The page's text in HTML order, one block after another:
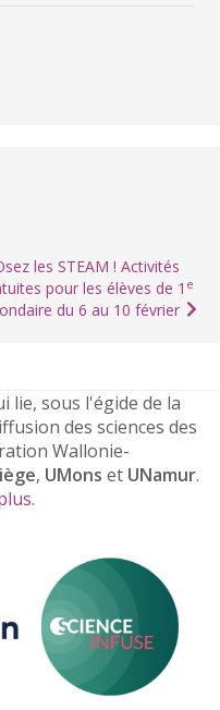
les STEAM ! Activités
pour les élèves de 1 e
du 6 au 10 février
lie, sous l'égide de la
des sciences des
Wallonie-
, UMons et UNamur.
.